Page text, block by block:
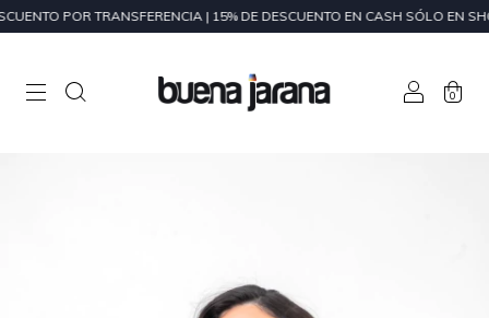
POR TRANSFERENCIA | 15% DE DESCUENTO EN CASH SÓLO EN
0